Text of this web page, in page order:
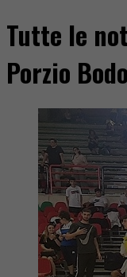
Tutte le
Porzio